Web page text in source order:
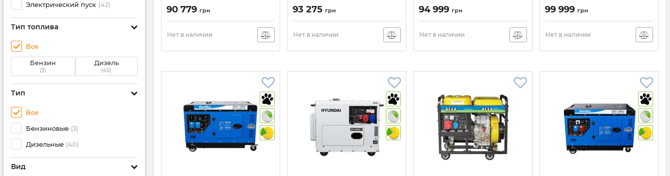
Электрический пуск (42)
Тип топлива
Все
Бензин
(3)
Дизель
(40)
Тип
Все
Бензиновые (3)
Дизельные (40)
Вид
90 779 грн
Нет в наличии
93 275 грн
Нет в наличии
94 999 грн
Нет в наличии
99 999 грн
Нет в наличии